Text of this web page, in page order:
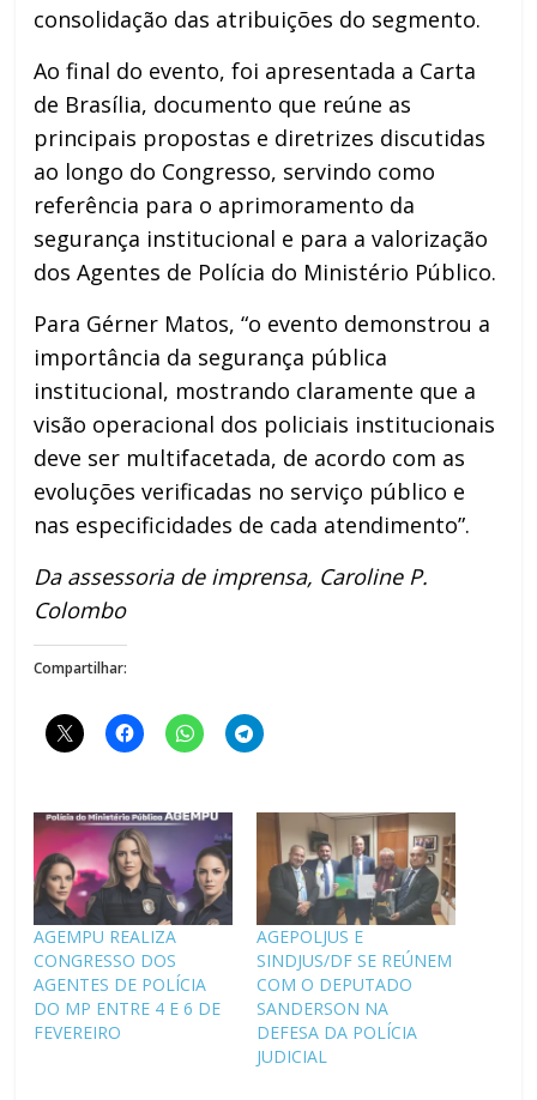
consolidação das atribuições do segmento.
Ao final do evento, foi apresentada a Carta
de Brasília, documento que reúne as
principais propostas e diretrizes discutidas
ao longo do Congresso, servindo como
referência para o aprimoramento da
segurança institucional e para a valorização
dos Agentes de Polícia do Ministério Público.
Para Gérner Matos, “o evento demonstrou a
importância da segurança pública
institucional, mostrando claramente que a
visão operacional dos policiais institucionais
deve ser multifacetada, de acordo com as
evoluções verificadas no serviço público e
nas especificidades de cada atendimento”.
Da assessoria de imprensa, Caroline P.
Colombo
Compartilhar:
AGEMPU REALIZA
CONGRESSO DOS
AGENTES DE POLÍCIA
DO MP ENTRE 4 E 6 DE
FEVEREIRO
AGEPOLJUS E
SINDJUS/DF SE REÚNEM
COM O DEPUTADO
SANDERSON NA
DEFESA DA POLÍCIA
JUDICIAL